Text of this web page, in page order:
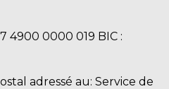
4900 0000 019 BIC :
adressé au: Service de